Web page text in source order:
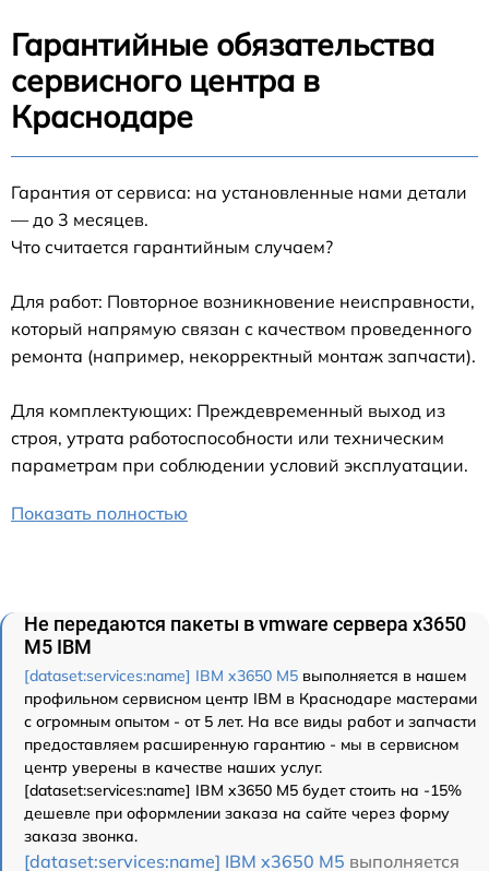
Гарантийные обязательства
сервисного центра в
Краснодаре
Гарантия от сервиса: на установленные нами детали
— до 3 месяцев.
Что считается гарантийным случаем?
Для работ: Повторное возникновение неисправности,
который напрямую связан с качеством проведенного
ремонта (например, некорректный монтаж запчасти).
Для комплектующих: Преждевременный выход из
строя, утрата работоспособности или техническим
параметрам при соблюдении условий эксплуатации.
Показать полностью
Не передаются пакеты в vmware сервера x3650
M5 IBM
[dataset:services:name] IBM x3650 M5 выполняется в нашем
профильном сервисном центр IBM в Краснодаре мастерами
с огромным опытом - от 5 лет. На все виды работ и запчасти
предоставляем расширенную гарантию - мы в сервисном
центр уверены в качестве наших услуг.
[dataset:services:name] IBM x3650 M5 будет стоить на -15%
дешевле при оформлении заказа на сайте через форму
заказа звонка.
[dataset:services:name] IBM x3650 M5 выполняется